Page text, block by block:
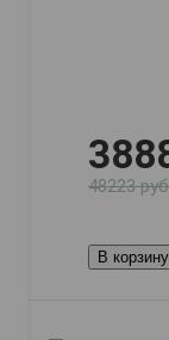
48223
В корзину